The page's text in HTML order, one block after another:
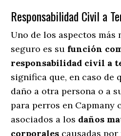
Responsabilidad Civil a
Uno de los aspectos más
seguro es su función
responsabilidad civil a
significa que, en caso de
daño a otra persona o a
para perros en Capmany
asociados a los daños
corporales causadas